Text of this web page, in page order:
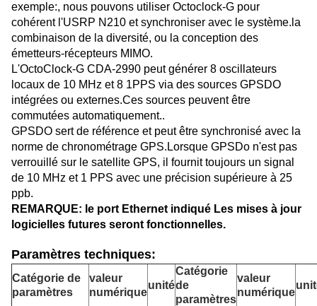
exemple:, nous pouvons utiliser Octoclock-G pour
cohérent l'USRP N210 et synchroniser avec le système.la
combinaison de la diversité, ou la conception des
émetteurs-récepteurs MIMO.
L'OctoClock-G CDA-2990 peut générer 8 oscillateurs
locaux de 10 MHz et 8 1PPS via des sources GPSDO
intégrées ou externes.Ces sources peuvent être
commutées automatiquement..
GPSDO sert de référence et peut être synchronisé avec la
norme de chronométrage GPS.Lorsque GPSDo n'est pas
verrouillé sur le satellite GPS, il fournit toujours un signal
de 10 MHz et 1 PPS avec une précision supérieure à 25
ppb.
REMARQUE: le port Ethernet indiqué Les mises à jour
logicielles futures seront fonctionnelles.
Paramètres techniques:
Catégorie de
paramètres
valeur
numérique
unité
Catégorie
de
paramètres
valeur
numérique